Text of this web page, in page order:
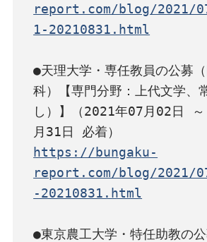
report.com/blog/2021/
1-20210831.html
●天理大学・専任教員の公募
科）【専門分野：上代文学、
し）】（2021年07月02日
https://bungaku-
report.com/blog/2021/
-20210831.html
●東京農工大学・特任助教の